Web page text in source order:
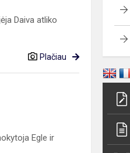
Daiva atliko
Plačiau
Egle ir